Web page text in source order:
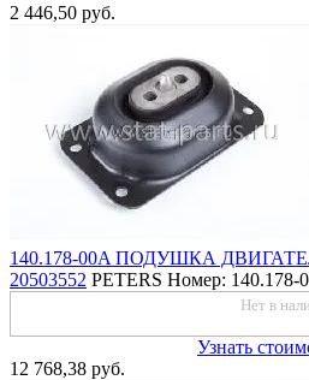
2 446,50 руб.
140.178-00A ПОДУШКА
20503552 PETERS Номер: 140.178-
Нет в
Узнать
12 768,38 руб.